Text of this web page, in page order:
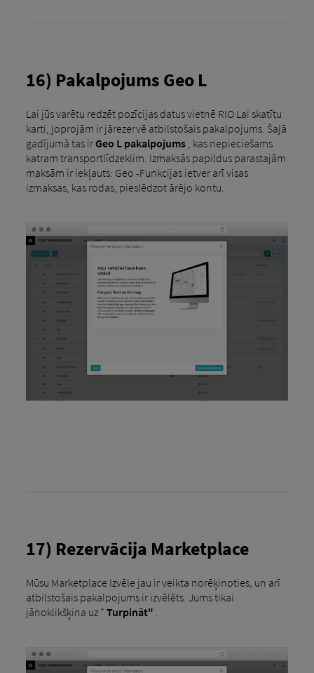
16) Pakalpojums Geo L
Lai jūs varētu redzēt pozīcijas datus vietnē RIO Lai skatītu
karti, joprojām ir jārezervē atbilstošais pakalpojums. Šajā
gadījumā tas ir Geo L pakalpojums, kas nepieciešams
katram transportlīdzeklim. Izmaksās papildus parastajām
maksām ir iekļauts: Geo -Funkcijas ietver arī visas
izmaksas, kas rodas, pieslēdzot ārējo kontu.
17) Rezervācija Marketplace
Mūsu Marketplace Izvēle jau ir veikta norēķinoties, un arī
atbilstošais pakalpojums ir izvēlēts. Jums tikai
jānoklikšķina uz " Turpināt"